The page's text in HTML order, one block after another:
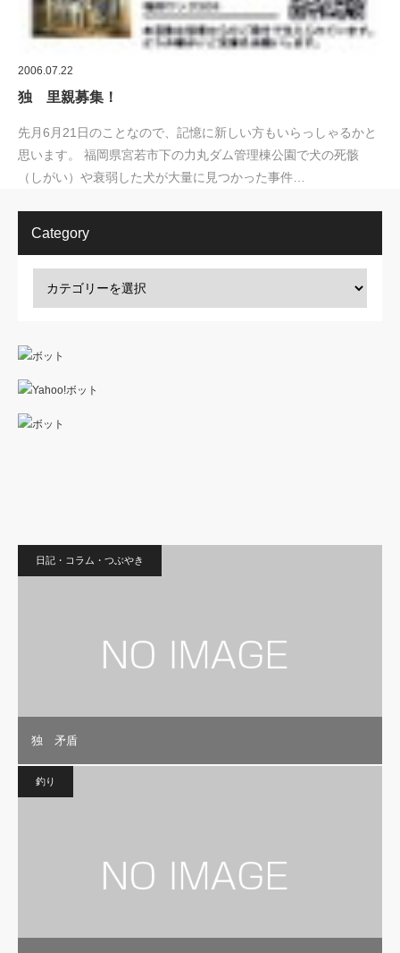
2006.07.22
独 里親募集！
先月6月21日のことなので、記憶に新しい方もいらっしゃるかと
思います。 福岡県宮若市下の力丸ダム管理棟公園で犬の死骸
（しがい）や衰弱した犬が大量に見つかった事件…
Category
日記・コラム・つぶやき
独 矛盾
釣り